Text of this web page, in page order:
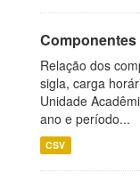
Relação dos
sigla, carga
Unidade
ano e período...
CSV